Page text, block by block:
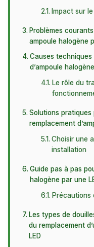
Impact sur
Problèmes
ampoule halogène
Causes
d’ampoule
Le rôle du
Solutions pratiques
remplacement
Choisir une
installation
Guide pas à pas
halogène par une
Précautions
Les types de
du remplacement
LED